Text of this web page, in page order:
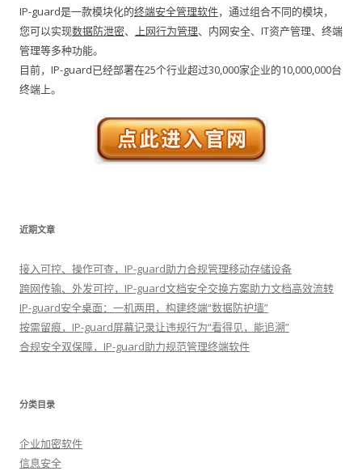
IP-guard是一款模块化的终端安全管理软件，通过组合不同的模块，
您可以实现数据防泄密、 上网行为管理、内网安全、IT资产管理、终端
管理等多种功能。
目前，IP-guard已经部署在25个行业超过30,000家企业的10,000,000台
终端上。
近期文章
接入可控、操作可查，IP-guard助力合规管理移动存储设备
跨网传输、外发可控，IP-guard文档安全交换方案助力文档高效流转
IP-guard安全桌面：一机两用，构建终端“数据防护墙”
按需留痕，IP-guard屏幕记录让违规行为“看得见，能追溯”
合规安全双保障，IP-guard助力规范管理终端软件
分类目录
企业加密软件
信息安全